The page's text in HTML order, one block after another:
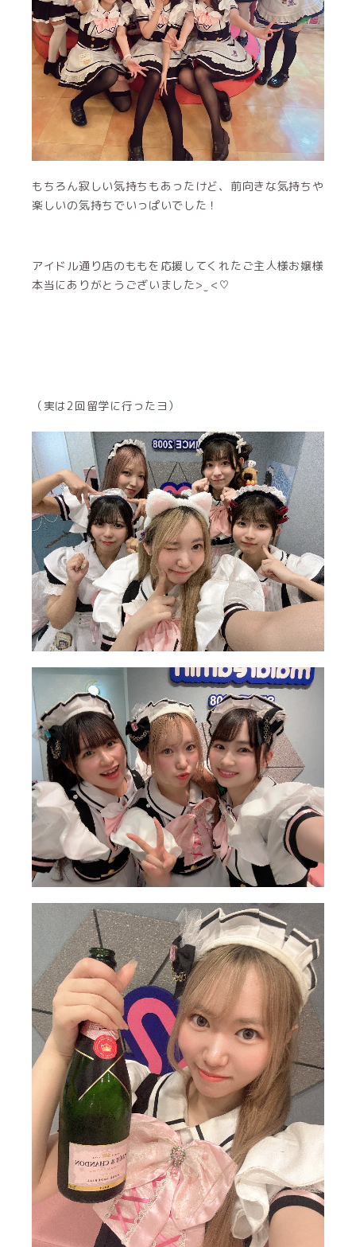
もちろん寂しい気持ちもあったけど、前向きな気持ちや
楽しいの気持ちでいっぱいでした！
アイドル通り店のももを応援してくれたご主人様お嬢様
本当にありがとうございました> ̫ <♡
（実は2回留学に行ったヨ）